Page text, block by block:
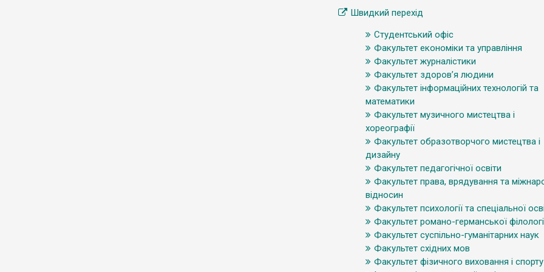
Швидкий перехід
Студентський офіс
Факультет економіки та управління
Факультет журналістики
Факультет здоров’я людини
Факультет інформаційних технологій та
математики
Факультет музичного мистецтва і
хореографії
Факультет образотворчого мистецтва і
дизайну
Факультет педагогічної освіти
Факультет права, врядування та
відносин
Факультет психології та спеціальної
Факультет романо-германської
Факультет суспільно-гуманітарних наук
Факультет східних мов
Факультет фізичного виховання і спорту